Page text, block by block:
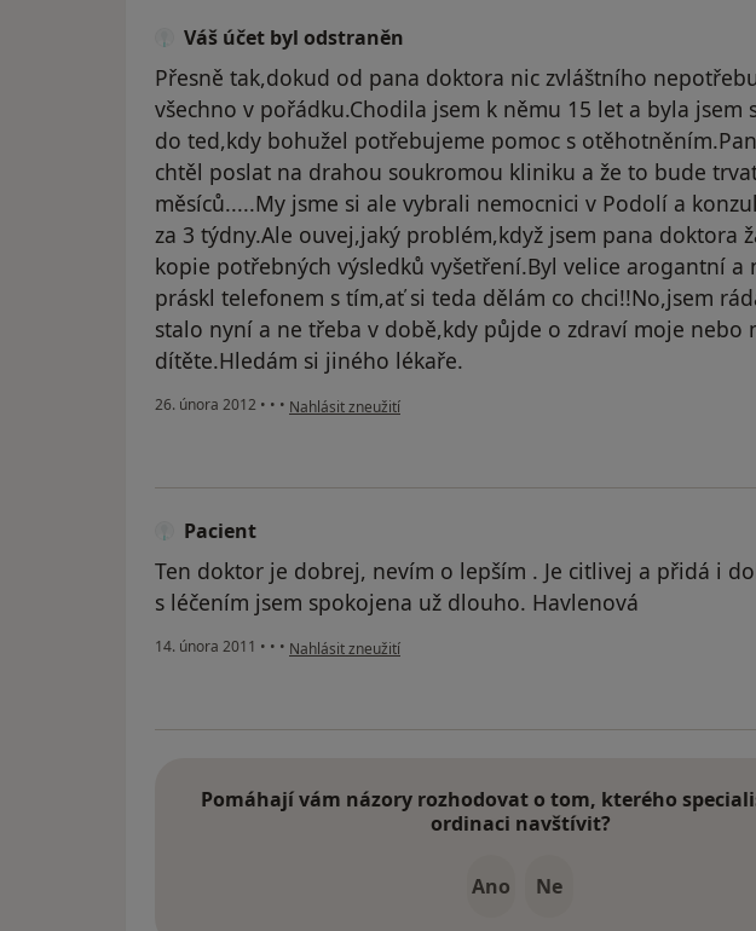
Váš účet byl odstraněn
Přesně tak,dokud od pana doktora nic zvláštního
všechno v pořádku.Chodila jsem k němu 15 let a byla jsem
do ted,kdy bohužel potřebujeme pomoc s
chtěl poslat na drahou soukromou kliniku a že to bude
měsíců.....My jsme si ale vybrali nemocnici v Podolí a
za 3 týdny.Ale ouvej,jaký problém,když jsem pana doktora
kopie potřebných výsledků vyšetření.Byl velice arogantní a
práskl telefonem s tím,ať si teda dělám co chci!!No,jsem
stalo nyní a ne třeba v době,kdy půjde o zdraví moje nebo
dítěte.Hledám si jiného lékaře.
26. února 2012 • • • podle názoru uživatele Váš účet byl odstraněn
Nahlásit zneužití
Pacient
Ten doktor je dobrej, nevím o lepším . Je citlivej a přidá i
s léčením jsem spokojena už dlouho. Havlenová
14. února 2011 • • • podle názoru uživatele Pacient
Nahlásit zneužití
Pomáhají vám názory rozhodovat o tom, kterého
ordinaci navštívit?
Ano Ne